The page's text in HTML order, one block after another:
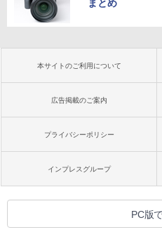
まとめ
本サイトのご利用について
広告掲載のご案内
プライバシーポリシー
インプレスグループ
PC版